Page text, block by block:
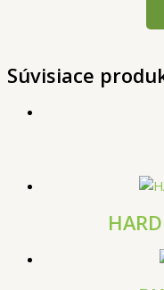
Súvisiace